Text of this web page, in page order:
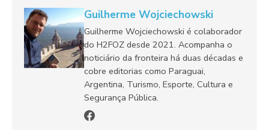
Guilherme Wojciechowski
Guilherme Wojciechowski é colaborador
do H2FOZ desde 2021. Acompanha o
noticiário da fronteira há duas décadas e
cobre editorias como Paraguai,
Argentina, Turismo, Esporte, Cultura e
Segurança Pública.